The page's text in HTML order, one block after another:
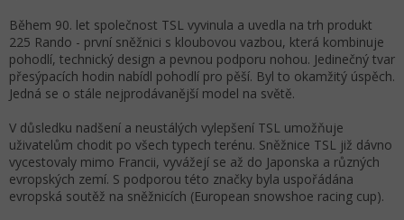
Během 90. let společnost TSL vyvinula a uvedla na trh produkt
225 Rando - první sněžnici s kloubovou vazbou, která kombinuje
pohodlí, technický design a pevnou podporu nohou. Jedinečný tvar
přesýpacích hodin nabídl pohodlí pro pěší. Byl to okamžitý úspěch.
Jedná se o stále nejprodávanější model na světě.
V důsledku nadšení a neustálých vylepšení TSL umožňuje
uživatelům chodit po všech typech terénu. Sněžnice TSL již dávno
vycestovaly mimo Francii, vyvážejí se až do Japonska a různých
evropských zemí. S podporou této značky byla uspořádána
evropská soutěž na sněžnicích (European snowshoe racing cup).